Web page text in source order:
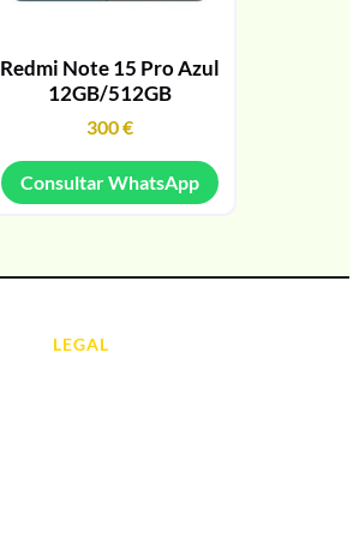
Redmi Note 15 Pro Azul
12GB/512GB
300€
Consultar WhatsApp
LEGAL